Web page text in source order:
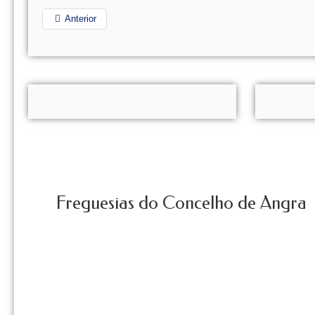
Anterior
Freguesias do Concelho de Angra